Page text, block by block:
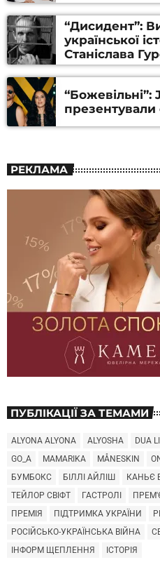
“Дисидент”:
української
Станіслава
Алфьорова
“Божевільні”:
презентували
РЕКЛАМА
ПУБЛІКАЦІЇ ЗА ТЕМАМИ
ALYONA ALYONA ALYOSHA DUA
GO_A
MAMARIKA MÅNESKIN
БУМБОКС
БІЛЛІ АЙЛІШ КАНЬЄ
ТЕЙЛОР СВІФТ
ГАСТРОЛІ
ПРЕМІЯ
ПІДТРИМКА УКРАЇНИ
РОСІЙСЬКО-УКРАЇНСЬКА ВІЙНА
ІНФОРМ ЩЕПЛЕННЯ
ІСТОРІЯ